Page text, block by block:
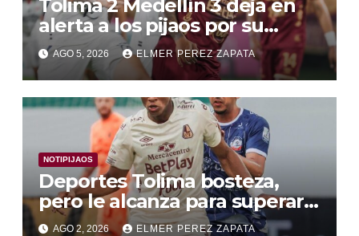
Tolima 2 Medellín 3 deja en
alerta a los pijaos por su
fútbol irregular
AGO 5, 2026 ELMER PEREZ ZAPATA
NOTIPIJAOS
Deportes Tolima bosteza,
pero le alcanza para superar a
Alianza Valledupar 2 A 1
AGO 2, 2026 ELMER PEREZ ZAPATA